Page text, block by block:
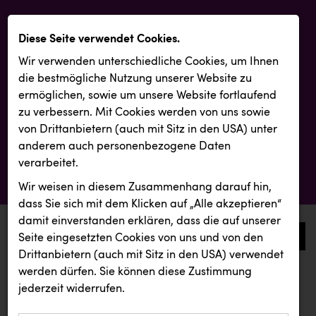
0
aktuelle aussendungen
aktuelle aussendungen
Diese Seite verwendet Cookies.
Wir verwenden unterschiedliche Cookies, um Ihnen
die best­mögliche Nutzung unserer Website zu
ermöglichen, sowie um unsere Website fortlaufend
zu verbessern. Mit Cookies werden von uns sowie
von Drittanbietern (auch mit Sitz in den USA) unter
anderem auch personenbezogene Daten
verarbeitet.
Wir weisen in diesem Zusammenhang darauf hin,
dass Sie sich mit dem Klicken auf „Alle akzeptieren“
damit ein­ver­standen erklären, dass die auf unserer
Seite eingesetzten Cookies von uns und von den
Drittanbietern (auch mit Sitz in den USA) verwendet
werden dürfen. Sie können diese Zustimmung
jederzeit widerrufen.